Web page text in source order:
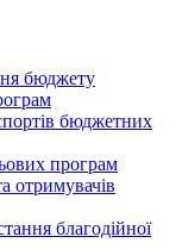
бюджету
бюджетних
програм
отримувачів
благодійної